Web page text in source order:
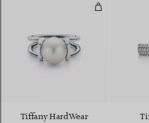
Ring mit
Tiffany HardWear